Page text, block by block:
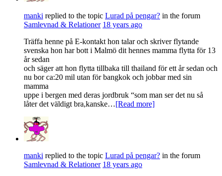
manki replied to the topic Lurad på pengar? in the forum
Samlevnad & Relationer 18 years ago
Träffa henne på E-kontakt hon talar och skriver flytande
svenska hon har bott i Malmö dit hennes mamma flytta för 13
år sedan
och säger att hon flytta tillbaka till thailand för ett år sedan och
nu bor ca:20 mil utan för bangkok och jobbar med sin
mamma
uppe i bergen med deras jordbruk “som man ser det nu så
låter det väldigt bra,kanske…[Read more]
manki replied to the topic Lurad på pengar? in the forum
Samlevnad & Relationer 18 years ago